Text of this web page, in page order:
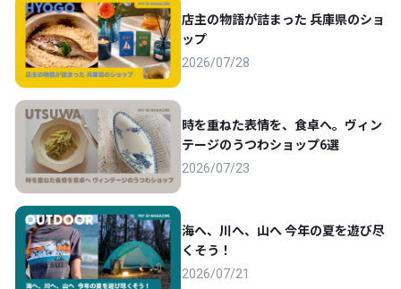
店主の物語が詰まった 兵庫県のショ
ップ
2026/07/28
時を重ねた表情を、食卓へ。ヴィン
テージのうつわショップ6選
2026/07/23
海へ、川へ、山へ 今年の夏を遊び尽
くそう！
2026/07/21